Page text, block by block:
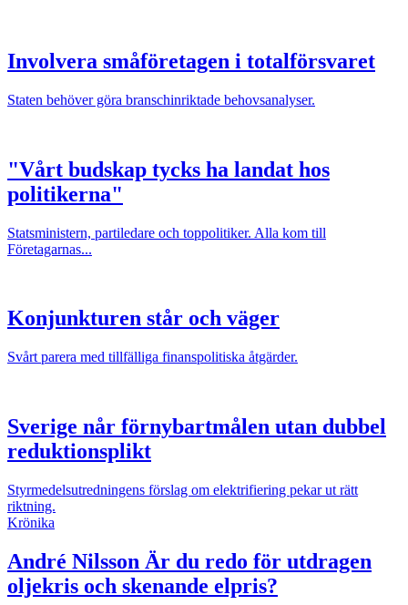
Involvera småföretagen i totalförsvaret
Staten behöver göra branschinriktade behovsanalyser.
"Vårt budskap tycks ha landat hos
politikerna"
Statsministern, partiledare och toppolitiker. Alla kom till
Företagarnas...
Konjunkturen står och väger
Svårt parera med tillfälliga finanspolitiska åtgärder.
Sverige når förnybartmålen utan dubbel
reduktionsplikt
Styrmedelsutredningens förslag om elektrifiering pekar ut rätt
riktning.
Krönika
André Nilsson Är du redo för utdragen
oljekris och skenande elpris?